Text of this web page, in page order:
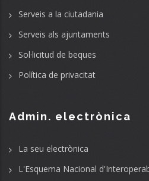
Serveis a la ciutadania
Serveis als ajuntaments
Sol·licitud de beques
Política de privacitat
Admin. electrònica
La seu electrònica
L'Esquema Nacional